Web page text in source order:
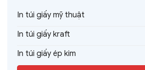
In túi giấy mỹ thuật
In túi giấy kraft
In túi giấy ép kim